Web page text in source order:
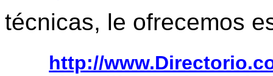
técnicas, le ofrecemos
http://